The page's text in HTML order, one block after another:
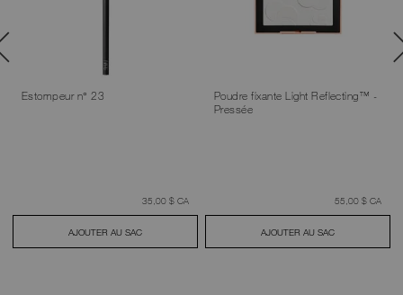
Estompeur n° 23
était
35,00 $ CA
AJOUTER AU SAC
Poudre fixante Light Reflecting™ -
Pressée
était
55,00 $ CA
AJOUTER AU SAC